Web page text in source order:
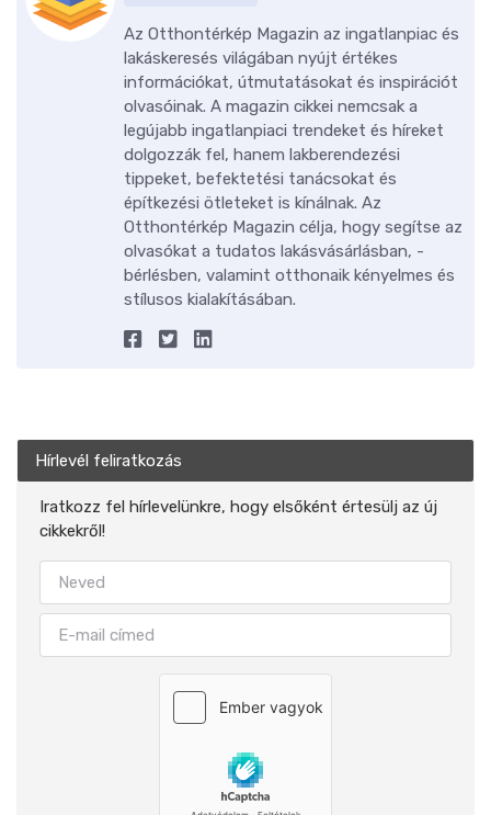
Az Otthontérkép Magazin az ingatlanpiac és
lakáskeresés világában nyújt értékes
információkat, útmutatásokat és inspirációt
olvasóinak. A magazin cikkei nemcsak a
legújabb ingatlanpiaci trendeket és híreket
dolgozzák fel, hanem lakberendezési
tippeket, befektetési tanácsokat és
építkezési ötleteket is kínálnak. Az
Otthontérkép Magazin célja, hogy segítse az
olvasókat a tudatos lakásvásárlásban, -
bérlésben, valamint otthonaik kényelmes és
stílusos kialakításában.
Hírlevél feliratkozás
Iratkozz fel hírlevelünkre, hogy elsőként értesülj az új
cikkekről!